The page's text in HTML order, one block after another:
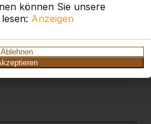
können Sie unsere
Anzeigen
Ablehnen
suchen